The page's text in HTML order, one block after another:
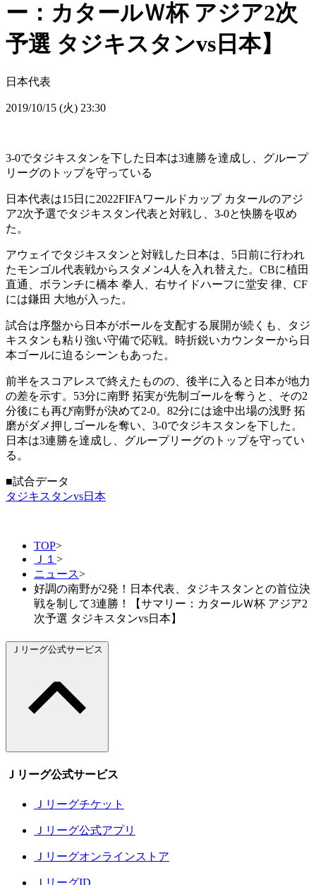
ー：カタールＷ杯 アジア2次
予選 タジキスタンvs日本】
日本代表
2019/10/15 (火) 23:30
3-0でタジキスタンを下した日本は3連勝を達成し、グループ
リーグのトップを守っている
日本代表は15日に2022FIFAワールドカップ カタールのアジ
ア2次予選でタジキスタン代表と対戦し、3-0と快勝を収め
た。
アウェイでタジキスタンと対戦した日本は、5日前に行われ
たモンゴル代表戦からスタメン4人を入れ替えた。CBに植田
直通、ボランチに橋本 拳人、右サイドハーフに堂安 律、CF
には鎌田 大地が入った。
試合は序盤から日本がボールを支配する展開が続くも、タジ
キスタンも粘り強い守備で応戦。時折鋭いカウンターから日
本ゴールに迫るシーンもあった。
前半をスコアレスで終えたものの、後半に入ると日本が地力
の差を示す。53分に南野 拓実が先制ゴールを奪うと、その2
分後にも再び南野が決めて2-0。82分には途中出場の浅野 拓
磨がダメ押しゴールを奪い、3-0でタジキスタンを下した。
日本は3連勝を達成し、グループリーグのトップを守ってい
る。
■試合データ
タジキスタンvs日本
TOP>
Ｊ１ >
ニュース>
好調の南野が2発！日本代表、タジキスタンとの首位決
戦を制して3連勝！【サマリー：カタールＷ杯 アジア2
次予選 タジキスタンvs日本】
Ｊリーグ公式サービス
Ｊリーグ公式サービス
Ｊリーグチケット
Ｊリーグ公式アプリ
Ｊリーグオンラインストア
ＪリーグID